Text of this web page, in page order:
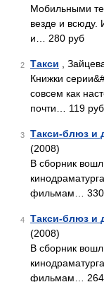
Мобильными
везде и всюду.
и… 280 руб
2 Такси ,
Книжки
совсем как
почти… 119 руб
3 Такси-блюз и
(2008)
В сборник
фильмам… 330
4 Такси-блюз и
(2008)
В сборник
фильмам… 264